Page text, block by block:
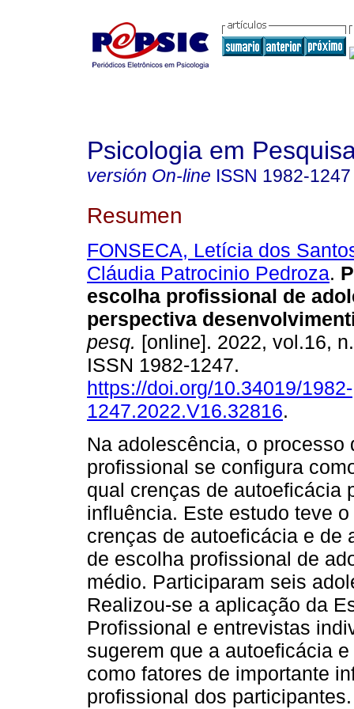
Psicologia em
versión On-line ISSN 1982-1247
Resumen
FONSECA, Letícia dos
Cláudia Patrocinio Pedroza.
escolha profissional de
perspectiva
pesq. [online]. 2022, vol.16,
ISSN 1982-1247.
https://doi.org/10.34019/1982-
1247.2022.V16.32816.
Na adolescência, o processo
profissional se configura
qual crenças de autoeficácia
influência. Este estudo teve
crenças de autoeficácia e de
de escolha profissional de
médio. Participaram seis
Realizou-se a aplicação da
Profissional e entrevistas
sugerem que a autoeficácia
como fatores de importante
profissional dos participantes.